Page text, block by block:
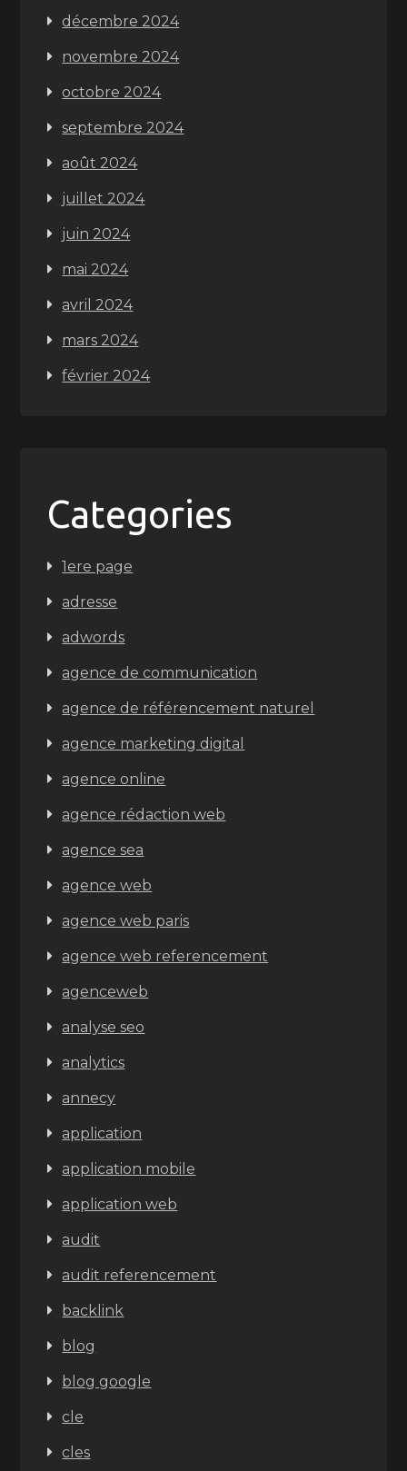
décembre 2024
novembre 2024
octobre 2024
septembre 2024
août 2024
juillet 2024
juin 2024
mai 2024
avril 2024
mars 2024
février 2024
Categories
1ere page
adresse
adwords
agence de communication
agence de référencement naturel
agence marketing digital
agence online
agence rédaction web
agence sea
agence web
agence web paris
agence web referencement
agenceweb
analyse seo
analytics
annecy
application
application mobile
application web
audit
audit referencement
backlink
blog
blog google
cle
cles